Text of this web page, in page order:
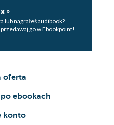
»
lub nagrałeś audibook?
go w Ebookpoint!
oferta
ebookach
konto